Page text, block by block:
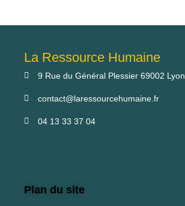
La Ressource Humaine
9 Rue du Général Plessier 69002 Lyon
contact@laressourcehumaine.fr
04 13 33 37 04
Plan du site